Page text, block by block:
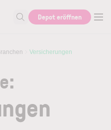
Suche nach Aktie, Autor...
Depot eröffnen
Versicherungen